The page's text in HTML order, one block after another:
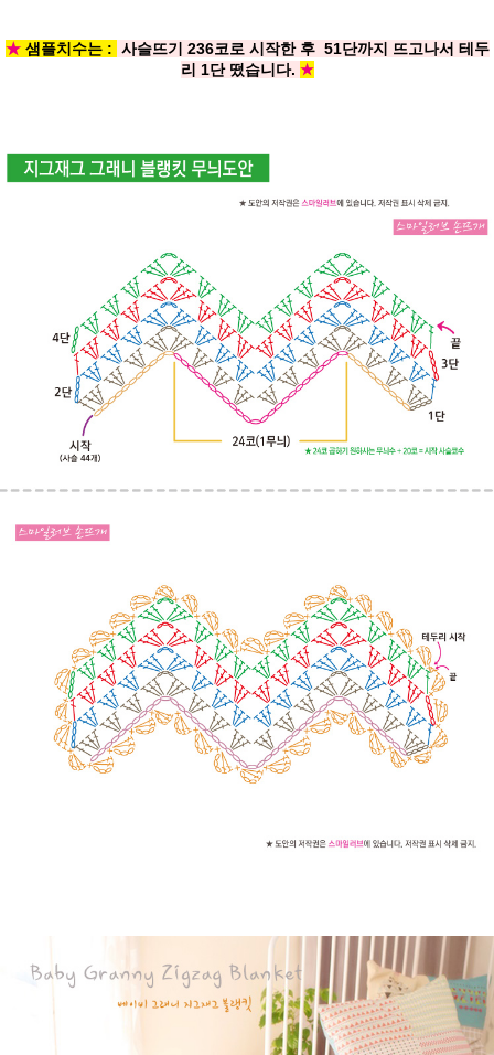
★샘플치수는 : 사슬뜨기 236코로 시작한 후 51단까지 뜨고나서 테두
리 1단 떴습니다. ★